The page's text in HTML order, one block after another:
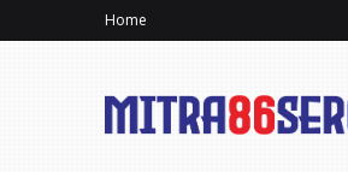
Home